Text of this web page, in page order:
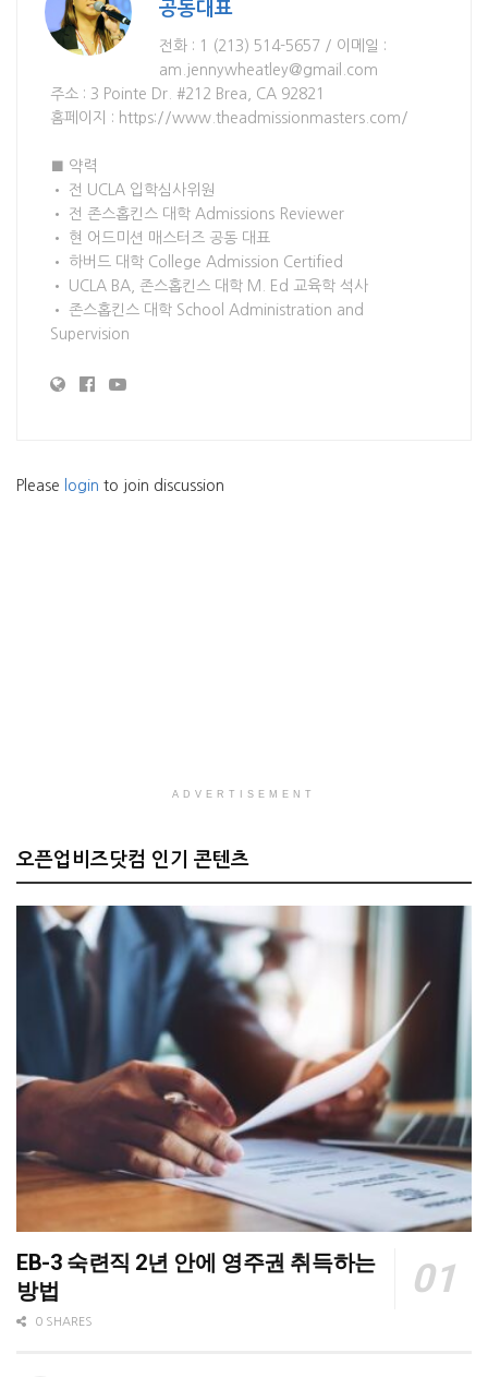
공동대표
전화 : 1 (213) 514-5657 / 이메일 :
am.jennywheatley@gmail.com
주소 : 3 Pointe Dr. #212 Brea, CA 92821
홈페이지 : https://www.theadmissionmasters.com/
■ 약력
• 전 UCLA 입학심사위원
• 전 존스홉킨스 대학 Admissions Reviewer
• 현 어드미션 매스터즈 공동 대표
• 하버드 대학 College Admission Certified
• UCLA BA, 존스홉킨스 대학 M. Ed 교육학 석사
• 존스홉킨스 대학 School Administration and
Supervision
Please login to join discussion
ADVERTISEMENT
오픈업비즈닷컴 인기 콘텐츠
EB-3 숙련직 2년 안에 영주권 취득하는
방법
0 SHARES